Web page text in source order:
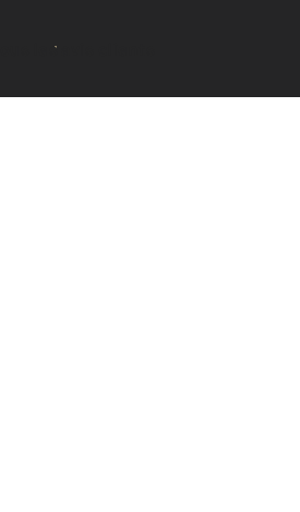
tous les avis clients